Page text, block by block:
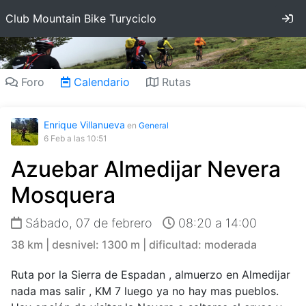
Club Mountain Bike Turyciclo
Foro Calendario Rutas
Enrique Villanueva en General
6 Feb a las 10:51
Azuebar Almedijar Nevera
Mosquera
Sábado, 07 de febrero 08:20 a 14:00
38 km | desnivel: 1300 m | dificultad: moderada
Ruta por la Sierra de Espadan , almuerzo en Almedijar
nada mas salir , KM 7 luego ya no hay mas pueblos.